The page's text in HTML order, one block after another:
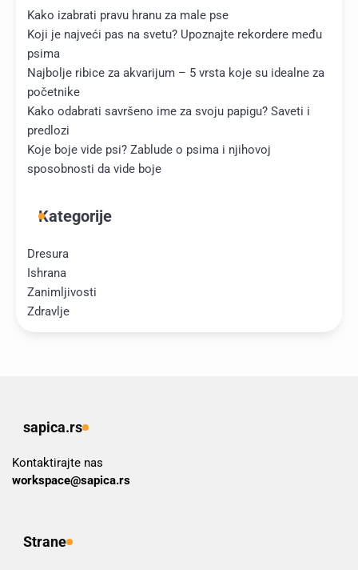
Kako izabrati pravu hranu za male pse
Koji je najveći pas na svetu? Upoznajte rekordere među
psima
Najbolje ribice za akvarijum – 5 vrsta koje su idealne za
početnike
Kako odabrati savršeno ime za svoju papigu? Saveti i
predlozi
Koje boje vide psi? Zablude o psima i njihovoj
sposobnosti da vide boje
Kategorije
Dresura
Ishrana
Zanimljivosti
Zdravlje
sapica.rs
Kontaktirajte nas
workspace@sapica.rs
Strane